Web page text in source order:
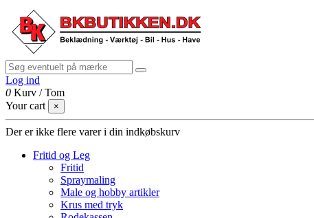
Log ind
0 Kurv /Tom
Your cart
×
Der er ikke flere varer i din indkøbskurv
Fritid og Leg
Fritid
Spraymaling
Male og hobby artikler
Krus med tryk